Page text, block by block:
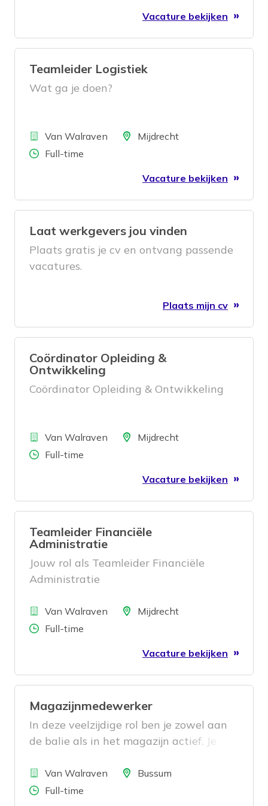
Vacature bekijken
Teamleider Logistiek
Wat ga je doen?
BedrijfVan Walraven LocatieMijdrecht
Aantal uren
Full-time
Vacature bekijken
Laat werkgevers jou vinden
Plaats gratis je cv en ontvang passende
vacatures.
Plaats mijn cv
Coördinator Opleiding &
Ontwikkeling
Coördinator Opleiding & Ontwikkeling
BedrijfVan Walraven LocatieMijdrecht
Aantal uren
Full-time
Vacature bekijken
Teamleider Financiële
Administratie
Jouw rol als Teamleider Financiële
Administratie
BedrijfVan Walraven LocatieMijdrecht
Aantal uren
Full-time
Vacature bekijken
Magazijnmedewerker
In deze veelzijdige rol ben je zowel aan
de balie als in het magazijn actief. Je
zorgt voor een georganiseerde opslag en
klaarmaakte bestellingen. Aan de balie
BedrijfVan Walraven LocatieBussum
Aantal uren
Full-time